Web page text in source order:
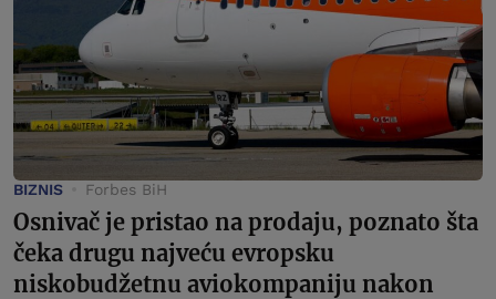
BIZNIS Forbes BiH
Osnivač je pristao na prodaju, poznato šta
čeka drugu najveću evropsku
niskobudžetnu aviokompaniju nakon